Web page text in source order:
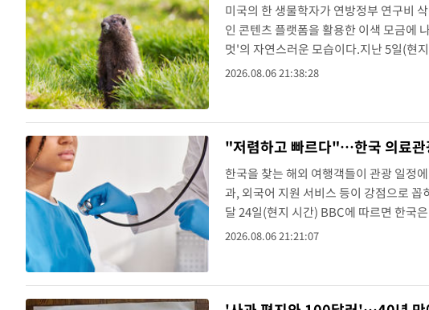
미국의 한 생물학자가 연방정부 연구비
인 콘텐츠 플랫폼을 활용한 이색 모금에
멋'의 자연스러운 모습이다.지난 5일(현
블룸스타인 박사는 최근 성인 콘텐츠 플
2026.08.06 21:38:28
"저렴하고 빠르다"…한국 의료관
한국을 찾는 해외 여행객들이 관광 일정
과, 외국어 지원 서비스 등이 강점으로
달 24일(현지 시간) BBC에 따르면 한국
행객이 증가하면서 "세계적 의료 허브로
2026.08.06 21:21:07